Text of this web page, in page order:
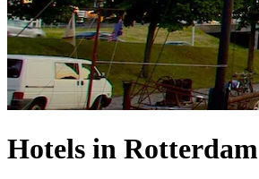
Hotels in Rotterdam